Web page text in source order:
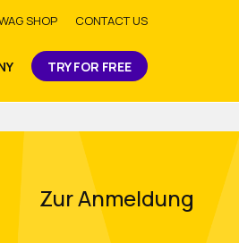
SHOP CONTACT US
TRY FOR FREE
Zur Anmeldung